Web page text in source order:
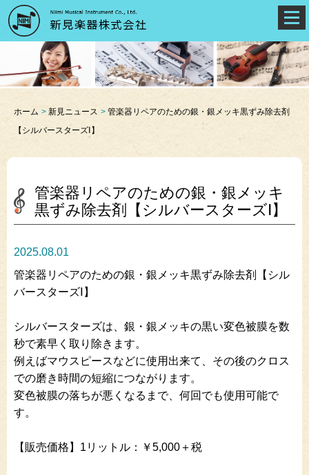
ホーム 新見ニュース
管楽器リペアのための銀・銀メッキ黒ずみ除去剤
【シルバースターズⅠ】
管楽器リペアのための銀・銀メッキ
黒ずみ除去剤【シルバースターズⅠ】
2025.08.01
管楽器リペアのための銀・銀メッキ黒ずみ除去剤【シル
バースターズⅠ】
シルバースターズは、銀・銀メッキの黒い変色被膜を数
秒で素早く取り除きます。
例えばマウスピースなどに使用出来て、その後のクロス
での磨き時間の短縮につながります。
変色被膜の落ちが悪くなるまで、何回でも使用可能で
す。
【販売価格】1リットル：￥5,000＋税